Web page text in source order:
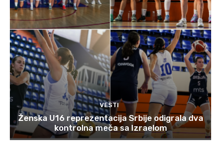
VESTI
Ženska U16 reprezentacija Srbije odigrala dva
kontrolna meča sa Izraelom